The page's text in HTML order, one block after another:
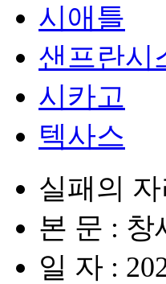
시애틀
샌프란시
시카고
텍사스
실패의
본 문 : 창
일 자 :